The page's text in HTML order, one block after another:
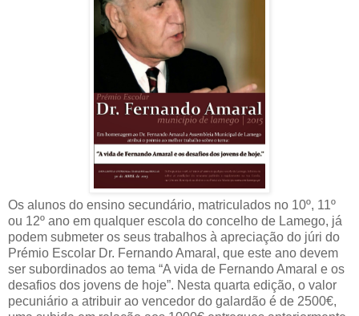
Os alunos do ensino secundário, matriculados no 10º, 11º
ou 12º ano em qualquer escola do concelho de Lamego, já
podem submeter os seus trabalhos à apreciação do júri do
Prémio Escolar Dr. Fernando Amaral, que este ano devem
ser subordinados ao tema “A vida de Fernando Amaral e os
desafios dos jovens de hoje”. Nesta quarta edição, o valor
pecuniário a atribuir ao vencedor do galardão é de 2500€,